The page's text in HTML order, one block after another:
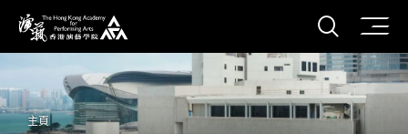
香港演藝學院
打開
主頁